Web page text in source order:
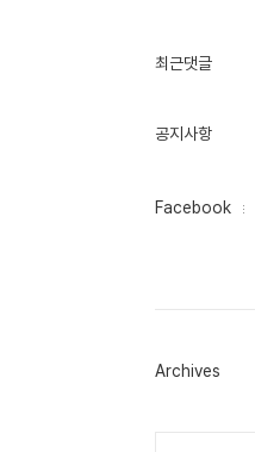
인
최근댓글
공지사항
페
그
Facebook
Archives